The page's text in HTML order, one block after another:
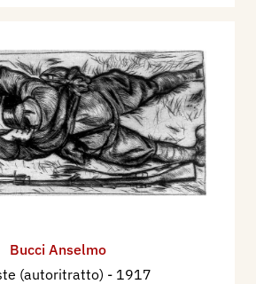
Bucci Anselmo
(autoritratto) - 1917